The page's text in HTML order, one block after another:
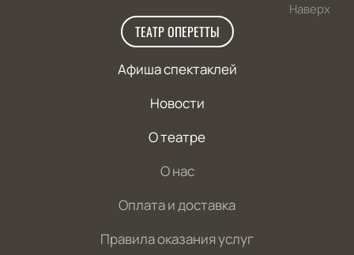
Наверх
ТЕАТР ОПЕРЕТТЫ
Афиша спектаклей
Новости
О театре
О нас
Оплата и доставка
Правила оказания услуг